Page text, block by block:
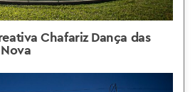
Chafariz Dança das